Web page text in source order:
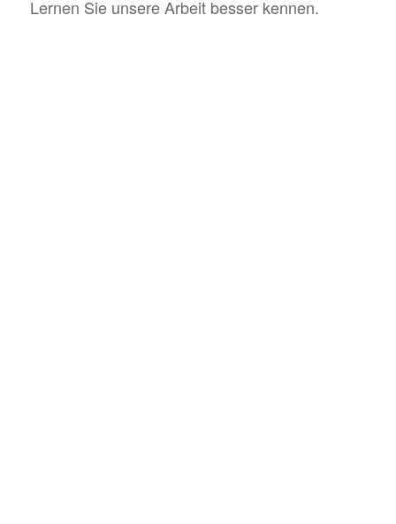
Lernen Sie unsere Arbeit besser kennen.